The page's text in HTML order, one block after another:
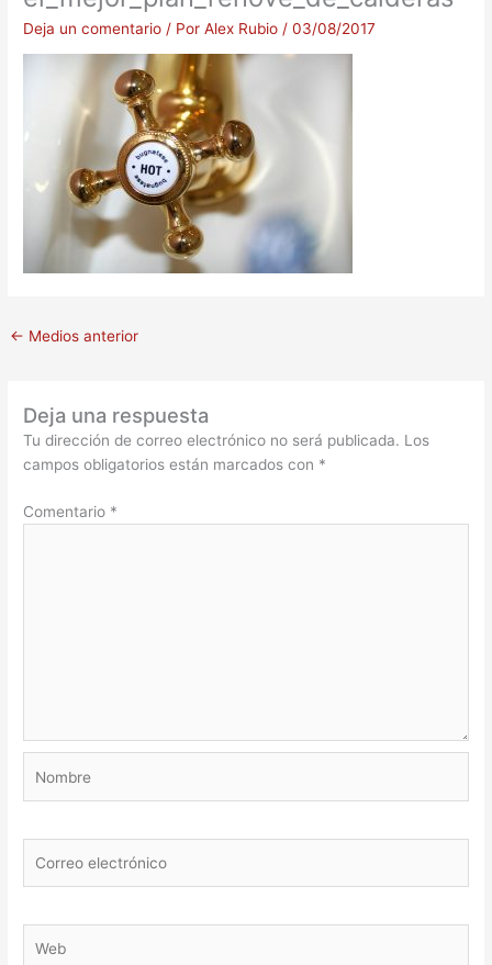
Deja un comentario / PorAlex Rubio /03/08/2017
← Medios anterior
Deja una respuesta
Tu dirección de correo electrónico no será publicada. Los
campos obligatorios están marcados con *
Comentario *
electrónico